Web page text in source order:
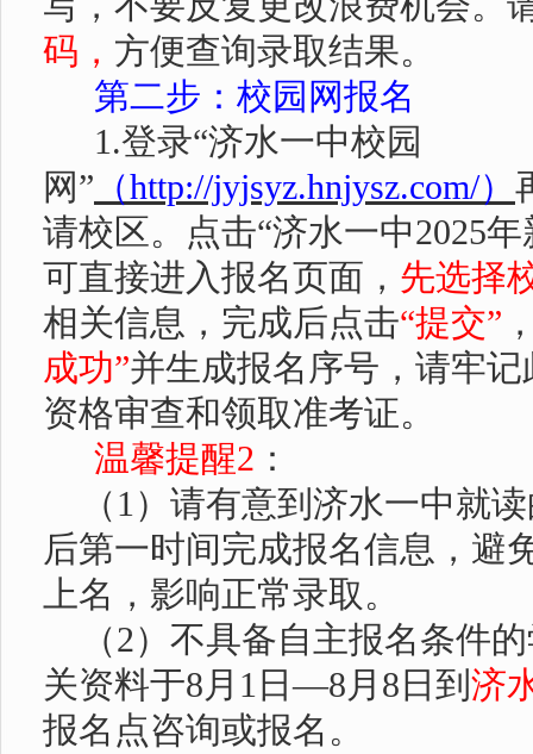
码， 方便查询录取结果。
第二步：校园网报名
1.登录“济水一中校园
网” （http://jyjsyz.hnjysz.com/）
请校区。点击“济水一中2025年
可直接进入报名页面， 先选择
相关信息，完成后点击“提交”
成功”并生成报名序号，请牢记
资格审查和领取准考证。
温馨提醒2 ：
（1）请有意到济水一中就
后第一时间完成报名信息，避
上名，影响正常录取。
（2）不具备自主报名条件
关资料于8月 1 日—8月 8 日到 济
报名点咨询或报名。